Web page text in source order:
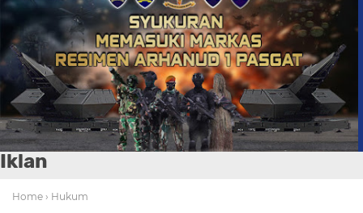
Iklan
Home › Hukum